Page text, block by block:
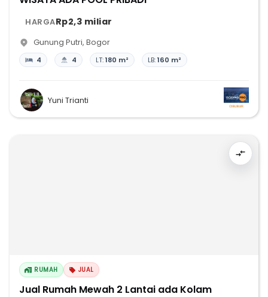
HARGARp2,3 miliar
Gunung Putri, Bogor
4 4 LT:180 m² LB:160 m²
Yuni Trianti
RUMAH JUAL
Jual Rumah Mewah 2 Lantai ada Kolam